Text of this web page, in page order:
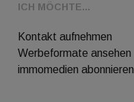
ICH MÖCHTE...
Kontakt aufnehmen
Werbeformate ansehen
immomedien abonnieren